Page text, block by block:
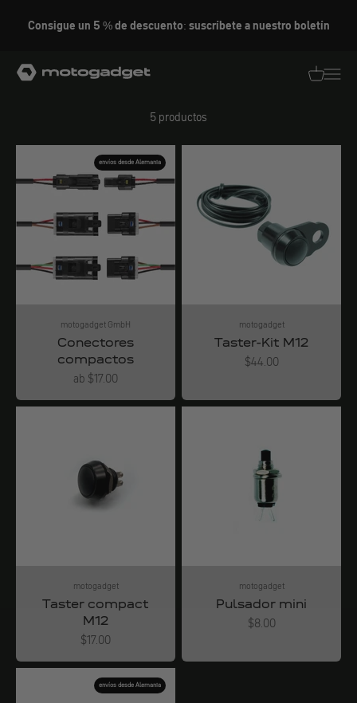
Consigue un 5 % de descuento: suscríbete a nuestro boletín
motogadget GmbH
5 productos
envíos desde Alemania
motogadget GmbH
Conectores
compactos
Angebot
ab $17.00
motogadget
Taster-Kit M12
Angebot
$44.00
motogadget
Taster compact
M12
Angebot
$17.00
motogadget
Pulsador mini
Angebot
$8.00
envíos desde Alemania